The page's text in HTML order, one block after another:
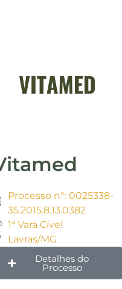
Processo n°: 0025338-
35.2015.8.13.0382
1ª Vara Cível
Lavras/MG
Detalhes do
Processo